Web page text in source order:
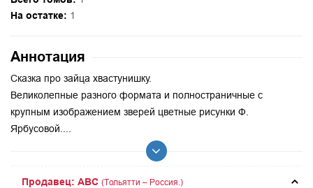
На остатке: 1
Аннотация
Сказка про зайца хвастунишку.
Великолепные разного формата и полностраничные с
крупным изображением зверей цветные рисунки Ф.
Ярбусовой....
Продавец: ABC (Тольятти – Россия.)